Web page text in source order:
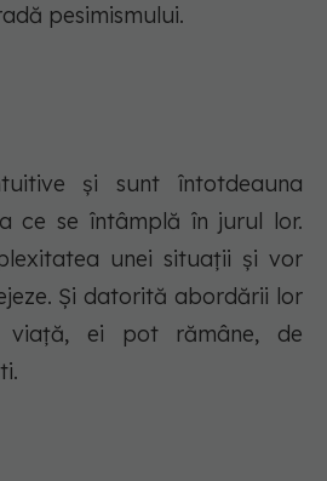
pesimismului.
și sunt întotdeauna
ce se întâmplă în jurul lor.
unei situații și vor
Și datorită abordării lor
ei pot rămâne, de